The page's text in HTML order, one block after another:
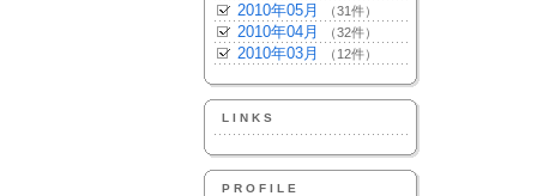
2010年05月 （31件）
2010年04月 （32件）
2010年03月 （12件）
LINKS
PROFILE